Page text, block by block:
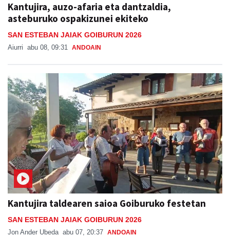
Kantujira, auzo-afaria eta dantzaldia,
asteburuko ospakizunei ekiteko
SAN ESTEBAN JAIAK GOIBURUN 2026
Aiurri abu 08, 09:31 ANDOAIN
Kantujira taldearen saioa Goiburuko festetan
SAN ESTEBAN JAIAK GOIBURUN 2026
Jon Ander Ubeda abu 07, 20:37 ANDOAIN